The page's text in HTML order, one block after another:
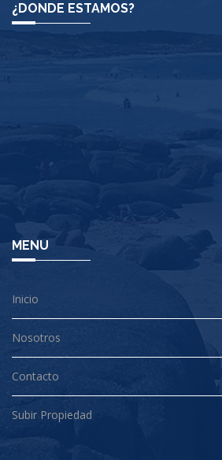
¿DONDE ESTAMOS?
MENU
Inicio
Nosotros
Contacto
Subir Propiedad